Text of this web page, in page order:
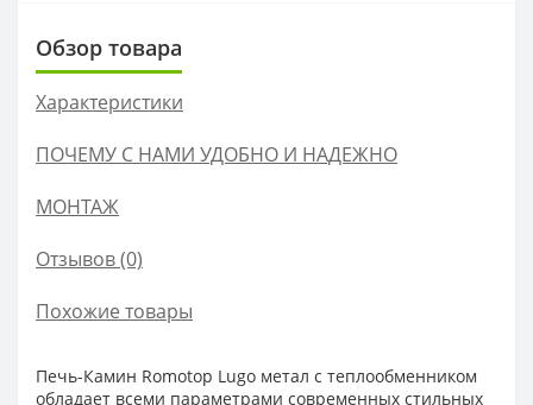
Обзор товара
Характеристики
ПОЧЕМУ С НАМИ УДОБНО И НАДЕЖНО
МОНТАЖ
Отзывов (0)
Похожие товары
Печь-Камин Romotop Lugo метал с теплообменником
обладает всеми параметрами современных стильных